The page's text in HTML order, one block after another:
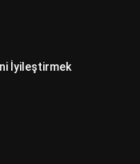
İyileştirmek